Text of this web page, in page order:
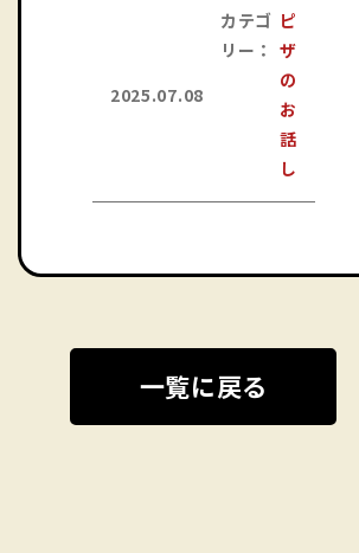
2025.07.08
カテゴ
リー：
ピ
ザ
の
お
話
し
一覧に戻る